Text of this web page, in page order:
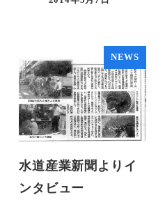
NEWS
水道産業新聞よりイ
ンタビュー